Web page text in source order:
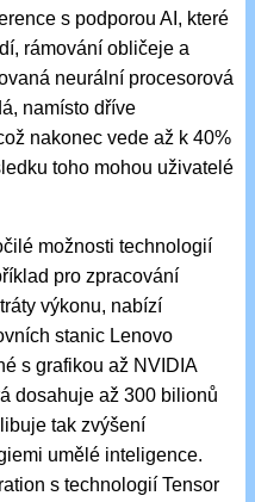
s podporou AI, které
rámování obličeje a
neurální procesorová
namísto dříve
nakonec vede až k 40%
toho mohou uživatelé
možnosti technologií
pro zpracování
výkonu, nabízí
stanic Lenovo
s grafikou až NVIDIA
dosahuje až 300 bilionů
tak zvýšení
umělé inteligence.
s technologií Tensor